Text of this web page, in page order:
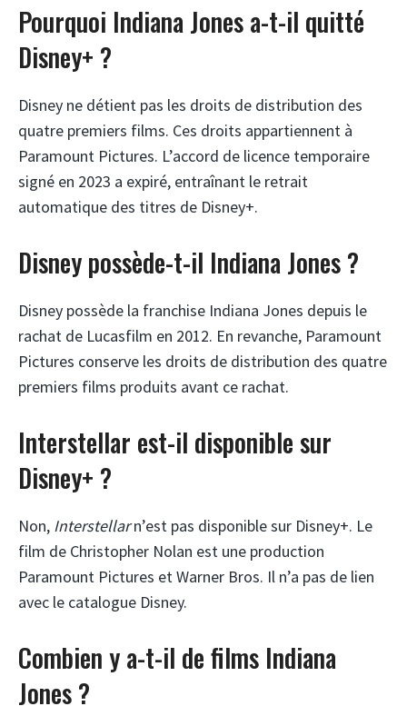
Pourquoi Indiana Jones a-t-il quitté
Disney+ ?
Disney ne détient pas les droits de distribution des
quatre premiers films. Ces droits appartiennent à
Paramount Pictures. L’accord de licence temporaire
signé en 2023 a expiré, entraînant le retrait
automatique des titres de Disney+.
Disney possède-t-il Indiana Jones ?
Disney possède la franchise Indiana Jones depuis le
rachat de Lucasfilm en 2012. En revanche, Paramount
Pictures conserve les droits de distribution des quatre
premiers films produits avant ce rachat.
Interstellar est-il disponible sur
Disney+ ?
Non, Interstellarn’est pas disponible sur Disney+. Le
film de Christopher Nolan est une production
Paramount Pictures et Warner Bros. Il n’a pas de lien
avec le catalogue Disney.
Combien y a-t-il de films Indiana
Jones ?